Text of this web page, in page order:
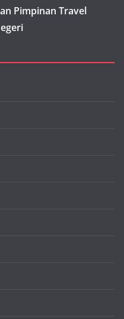
Pimpinan Travel